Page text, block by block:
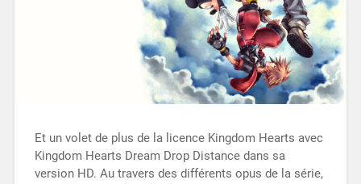
Et un volet de plus de la licence Kingdom Hearts avec
Kingdom Hearts Dream Drop Distance dans sa
version HD. Au travers des différents opus de la série,